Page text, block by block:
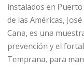
instalados en
de las Américas,
Cana, es una
prevención y el
Temprana, para